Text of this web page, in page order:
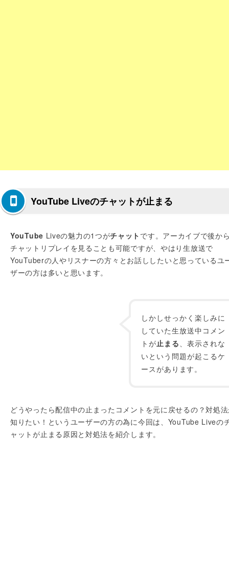
YouTube Liveのチャットが止まる
YouTube Liveの魅力の1つがチャット です。アーカイブで後か
チャットリプレイを見ることも可能ですが、やはり生放送で
YouTuberの人やリスナーの方々とお話ししたいと思っているユ
ザーの方は多いと思います。
しかしせっかく楽しみに
していた生放送中コメン
トが止まる、表示されな
いという問題が起こるケ
ースがあります。
どうやったら配信中の止まったコメントを元に戻せるの？対処
知りたい！というユーザーの方の為に今回は、YouTube Liveの
ャットが止まる原因と対処法を紹介します。